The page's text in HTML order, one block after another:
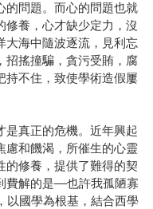
的問題。而心的問題也就
修養，心才缺少定力，沒
大海中隨波逐流，見利忘
招搖撞騙，貪污受賄，腐
持不住，致使學術造假屢
是真正的危機。近年興起
慮和饑渴，所催生的心靈
的修養，提供了難得的契
費解的是––也許我孤陋寡
以國學為根基，結合西學